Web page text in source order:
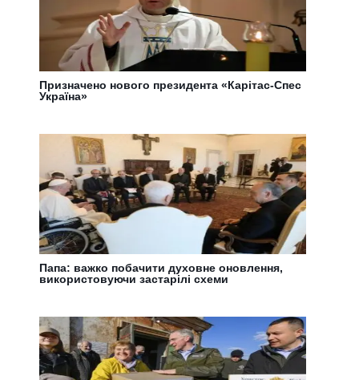
Призначено нового президента «Карітас-Спес
Україна»
Папа: важко побачити духовне оновлення,
використовуючи застарілі схеми